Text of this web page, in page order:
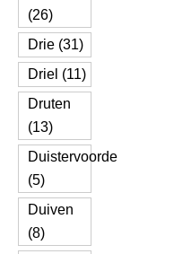
(26)
Drie (31)
Driel (11)
Druten
(13)
Duistervoorde
(5)
Duiven
(8)